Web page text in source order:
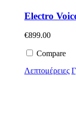
Electro
€899.00
Compare
Λεπτομέρειες